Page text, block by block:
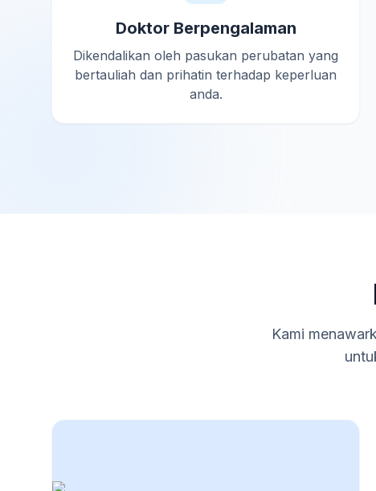
Doktor Berpengalaman
Dikendalikan oleh pasukan perubatan yang
bertauliah dan prihatin terhadap keperluan
anda.
Kami